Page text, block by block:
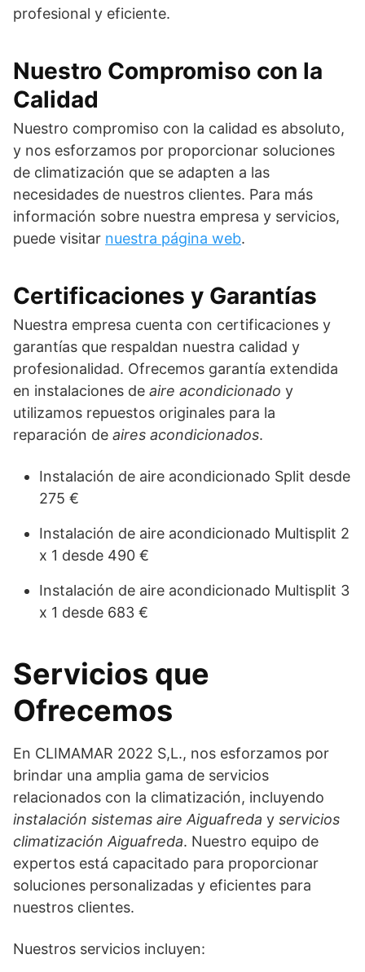
profesional y eficiente.
Nuestro Compromiso con la
Calidad
Nuestro compromiso con la calidad es absoluto,
y nos esforzamos por proporcionar soluciones
de climatización que se adapten a las
necesidades de nuestros clientes. Para más
información sobre nuestra empresa y servicios,
puede visitar nuestra página web.
Certificaciones y Garantías
Nuestra empresa cuenta con certificaciones y
garantías que respaldan nuestra calidad y
profesionalidad. Ofrecemos garantía extendida
en instalaciones de aire acondicionado y
utilizamos repuestos originales para la
reparación de aires acondicionados.
Instalación de aire acondicionado Split desde
275 €
Instalación de aire acondicionado Multisplit 2
x 1 desde 490 €
Instalación de aire acondicionado Multisplit 3
x 1 desde 683 €
Servicios que
Ofrecemos
En CLIMAMAR 2022 S,L., nos esforzamos por
brindar una amplia gama de servicios
relacionados con la climatización, incluyendo
instalación sistemas aire Aiguafreda y servicios
climatización Aiguafreda. Nuestro equipo de
expertos está capacitado para proporcionar
soluciones personalizadas y eficientes para
nuestros clientes.
Nuestros servicios incluyen: